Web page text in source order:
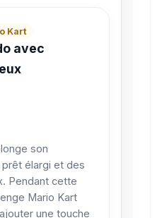
Kart
avec
son
élargi et des
Pendant cette
Mario Kart
une touche